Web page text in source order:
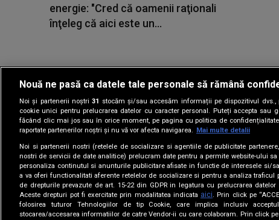
energie: "Cred că oamenii raţionali
înţeleg că aici este un...
Gestionați
Nouă ne pasă ca datele tale personale să rămână
Noi și partenerii noștri31 stocăm și/sau accesăm informații pe dispozitivul dvs.,
cookie unici pentru prelucrarea datelor cu caracter personal. Puteți accepta sau
făcând clic mai jos sau în orice moment, pe pagina cu politica de
raportate partenerilor noștri și nu vă vor afecta navigarea. Mai multe detalii
Noi si partenerii nostri (retelele de socializare si agentiile de publicitate
nostri de servicii de date analitice) prelucram date pentru a permite website-ului
personaliza continutul si anunturile publicitare afisate in functie de interesele si/
a va oferi functionalitati aferente retelelor de socializare si pentru a analiza traficul
de drepturile prevazute de art. 15-22 din GDPR in legatura cu prelucrarea datelor
Aceste drepturi pot fi exercitate prin modalitatea indicata aici. Prin click pe
folosirea tuturor Tehnologiilor de tip Cookie, care implica inclusiv
stocarea/accesarea informatiilor de catre Vendor-ii cu care colaboram. Prin click pe